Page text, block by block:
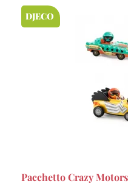
DJECO
Pacchetto Crazy